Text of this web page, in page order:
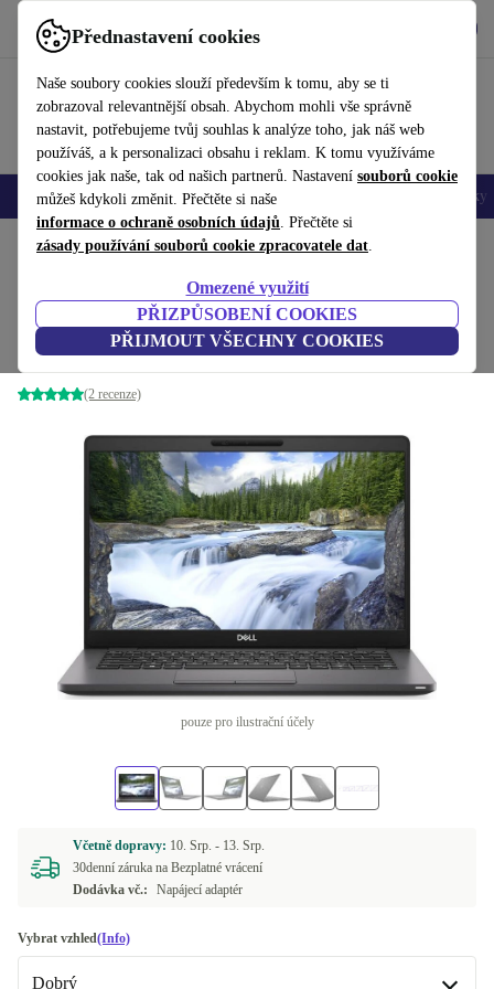
Přednastavení cookies
Naše soubory cookies slouží především k tomu, aby se ti
zobrazoval relevantnější obsah. Abychom mohli vše správně
nastavit, potřebujeme tvůj souhlas k analýze toho, jak náš web
používáš, a k personalizaci obsahu i reklam. K tomu využíváme
cookies jak naše, tak od našich partnerů. Nastavení souborů cookie
můžeš kdykoli změnit. Přečtěte si naše
informace o ochraně osobních údajů. Přečtěte si
zásady používání souborů cookie zpracovatele dat.
Omezené využití
PŘIZPŮSOBENÍ COOKIES
PŘIJMOUT VŠECHNY COOKIES
Používejte refurbed rychle a snadno
Mobily a smartphony Notebooky Tablety Doplňky
Domů Produkty Notebooky Notebooky Dell
Dell Latitude 5300 | i5-8265U |
13.3-palcového
8 GB | 256 GB SSD | WXGA | Win 11 Pro | UK
(2 recenze)
6 575 Kč
21 276,84 Kč
pouze pro ilustrační účely
Včetně dopravy: 10. Srp. - 13. Srp.
30denní záruka na Bezplatné vrácení
Dodávka vč.:
Napájecí adaptér
Vybrat vzhled(Info)
Dobrý